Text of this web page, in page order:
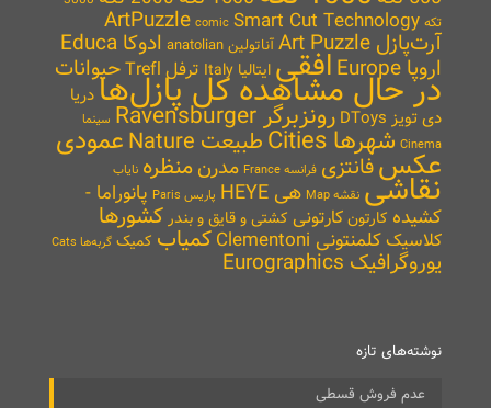
تکه
ArtPuzzle comic Smart Cut Technology
آرت‌پازل Art Puzzle آناتولین anatolian ادوکا Educa
اروپا Europe افقی ایتالیا Italy ترفل Trefl حیواناتدر حال مشاهده کل پازل‌هادریا
دی تویز DToys
رونزبرگر Ravensburger
سینما
Cinema شهرها Cities طبیعت Nature عمودی
عکسفانتزی فرانسه France مدرنمنظره نایاب نقاشی نقشه Map هی HEYE پاریس Paris
پانوراما -
کشیده کارتونکارتونی کشتی و قایق و بندرکشورها
کلاسیککلمنتونی Clementoni کمیاب کمیک گربه‌ها Cats
یوروگرافیک Eurographics
نوشته‌های تازه
عدم فروش قسطی